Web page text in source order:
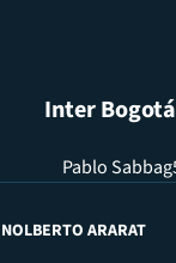
Inter Bogotá
Pablo Sabbag
ARARAT